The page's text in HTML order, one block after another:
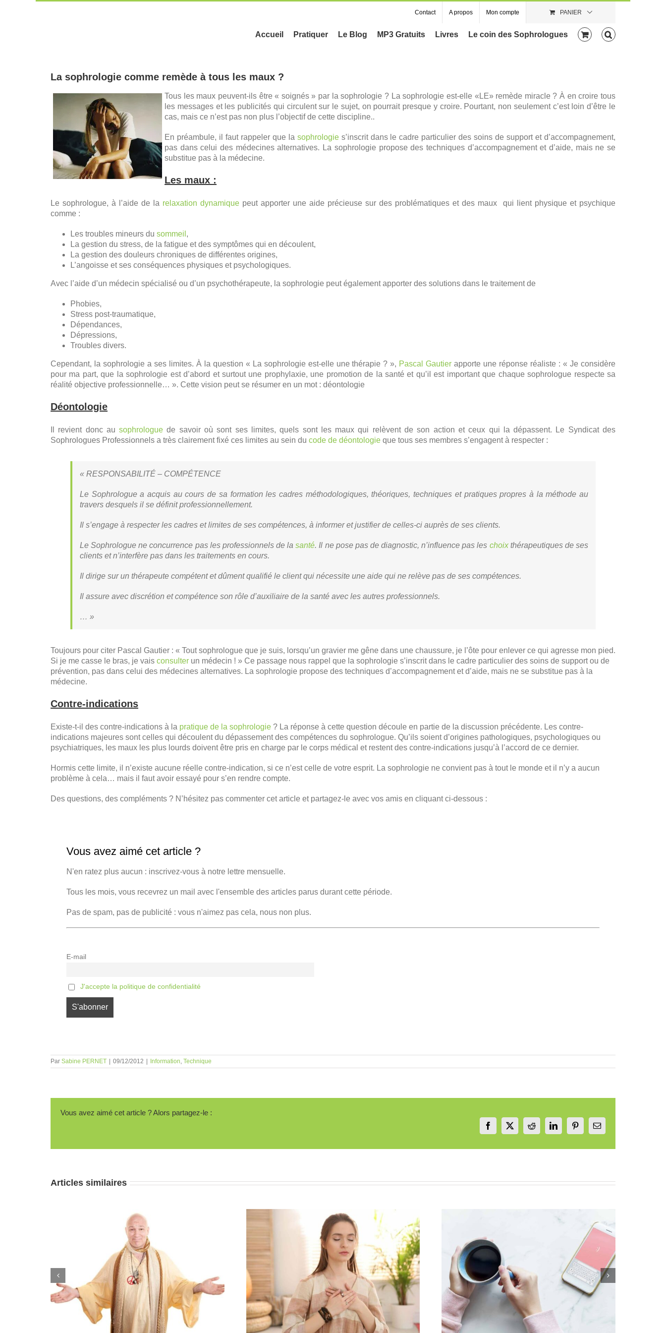
Contact A propos Mon compte PANIER
Accueil Pratiquer Le Blog MP3 Gratuits Livres Le coin des Sophrologues
La sophrologie comme remède à tous les maux ?
Tous les maux peuvent-ils être « soignés » par la sophrologie ? La sophrologie est-elle «LE» remède miracle ? À en croire tous
les messages et les publicités qui circulent sur le sujet, on pourrait presque y croire. Pourtant, non seulement c’est loin d’être le
cas, mais ce n’est pas non plus l’objectif de cette discipline..
En préambule, il faut rappeler que la sophrologies’inscrit dans le cadre particulier des soins de support et d’accompagnement,
pas dans celui des médecines alternatives. La sophrologie propose des techniques d’accompagnement et d’aide, mais ne se
substitue pas à la médecine.
Les maux :
Le sophrologue, à l’aide de la relaxation dynamique peut apporter une aide précieuse sur des problématiques et des maux qui lient physique et psychique
comme :
Les troubles mineurs du sommeil ,
La gestion du stress, de la fatigue et des symptômes qui en découlent,
La gestion des douleurs chroniques de différentes origines,
L’angoisse et ses conséquences physiques et psychologiques.
Avec l’aide d’un médecin spécialisé ou d’un psychothérapeute, la sophrologie peut également apporter des solutions dans le traitement de
Phobies,
Stress post-traumatique,
Dépendances,
Dépressions,
Troubles divers.
Cependant, la sophrologie a ses limites. À la question « La sophrologie est-elle une thérapie ? », Pascal Gautier apporte une réponse réaliste : « Je considère
pour ma part, que la sophrologie est d’abord et surtout une prophylaxie, une promotion de la santé et qu’il est important que chaque sophrologue respecte sa
réalité objective professionnelle… ». Cette vision peut se résumer en un mot : déontologie
Déontologie
Il revient donc ausophrologue de savoir où sont ses limites, quels sont les maux qui relèvent de son action et ceux qui la dépassent. Le Syndicat des
Sophrologues Professionnels a très clairement fixé ces limites au sein du code de déontologie que tous ses membres s’engagent à respecter :
« RESPONSABILITÉ – COMPÉTENCE
Le Sophrologue a acquis au cours de sa formation les cadres méthodologiques, théoriques, techniques et pratiques propres à la méthode au
travers desquels il se définit professionnellement.
Il s’engage à respecter les cadres et limites de ses compétences, à informer et justifier de celles-ci auprès de ses clients.
Le Sophrologue ne concurrence pas les professionnels de lasanté. Il ne pose pas de diagnostic, n’influence pas les choixthérapeutiques de ses
clients et n’interfère pas dans les traitements en cours.
Il dirige sur un thérapeute compétent et dûment qualifié le client qui nécessite une aide qui ne relève pas de ses compétences.
Il assure avec discrétion et compétence son rôle d’auxiliaire de la santé avec les autres professionnels.
… »
Toujours pour citer Pascal Gautier : « Tout sophrologue que je suis, lorsqu’un gravier me gêne dans une chaussure, je l’ôte pour enlever ce qui agresse mon pied.
Si je me casse le bras, je vais consulter un médecin ! » Ce passage nous rappel que la sophrologie s’inscrit dans le cadre particulier des soins de support ou de
prévention, pas dans celui des médecines alternatives. La sophrologie propose des techniques d’accompagnement et d’aide, mais ne se substitue pas à la
médecine.
Contre-indications
Existe-t-il des contre-indications à la pratique de la sophrologie ? La réponse à cette question découle en partie de la discussion précédente. Les contre-
indications majeures sont celles qui découlent du dépassement des compétences du sophrologue. Qu’ils soient d’origines pathologiques, psychologiques ou
psychiatriques, les maux les plus lourds doivent être pris en charge par le corps médical et restent des contre-indications jusqu’à l’accord de ce dernier.
Hormis cette limite, il n’existe aucune réelle contre-indication, si ce n’est celle de votre esprit. La sophrologie ne convient pas à tout le monde et il n’y a aucun
problème à cela… mais il faut avoir essayé pour s’en rendre compte.
Des questions, des compléments ? N’hésitez pas commenter cet article et partagez-le avec vos amis en cliquant ci-dessous :
Vous avez aimé cet article ?
N'en ratez plus aucun : inscrivez-vous à notre lettre mensuelle.
Tous les mois, vous recevrez un mail avec l'ensemble des articles parus durant cette période.
Pas de spam, pas de publicité : vous n'aimez pas cela, nous non plus.
E-mail
J'accepte la politique de confidentialité
Par Sabine PERNET | 09/12/2012 | Information Technique
Vous avez aimé cet article ? Alors partagez-le :
Facebook
X RedditLinkedInPinterestEmail
Articles similaires
Nerf vague : pas si flou, le secret d’une
respiration qui change tout
Sophrologie, méditation et technologie : trio
au service du bien-être ?
Sautes d’humeur : 3 techniques pour
comprendre et apaiser.